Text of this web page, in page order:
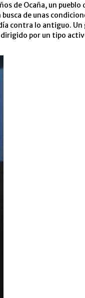
de Ocaña, un
de unas
contra lo antiguo.
por un tipo